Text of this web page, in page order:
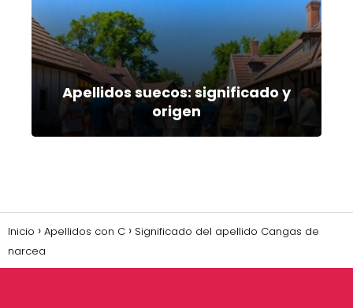
Apellidos suecos: significado y
origen
Inicio Apellidos con C
Significado del apellido Cangas de
narcea